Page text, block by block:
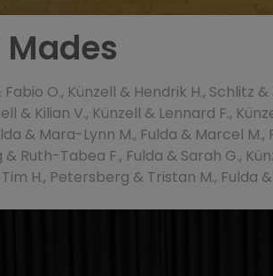
Mades
O., Künzell & Hendrik H., Schlitz
& Kilian V., Künzell & Lennard F.,
& Mara-Lynn M., Fulda & Marcel M.,
Ruth-Tabea F., Fulda & Sarah G.,
H., Petersberg & Tristan M., Fulda &